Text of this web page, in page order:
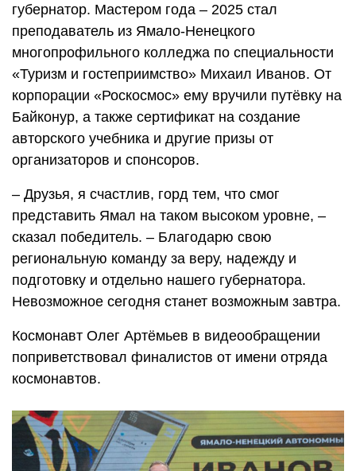
губернатор. Мастером года – 2025 стал
преподаватель из Ямало-Ненецкого
многопрофильного колледжа по специальности
«Туризм и гостеприимство» Михаил Иванов. От
корпорации «Роскосмос» ему вручили путёвку на
Байконур, а также сертификат на создание
авторского учебника и другие призы от
организаторов и спонсоров.
– Друзья, я счастлив, горд тем, что смог
представить Ямал на таком высоком уровне, –
сказал победитель. – Благодарю свою
региональную команду за веру, надежду и
подготовку и отдельно нашего губернатора.
Невозможное сегодня станет возможным завтра.
Космонавт Олег Артёмьев в видеообращении
поприветствовал финалистов от имени отряда
космонавтов.